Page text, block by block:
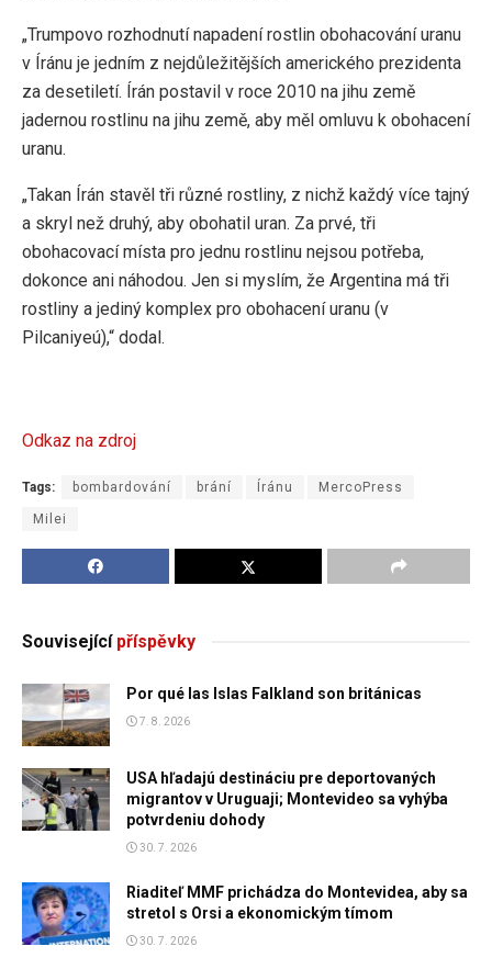
„Trumpovo rozhodnutí napadení rostlin obohacování uranu
v Íránu je jedním z nejdůležitějších amerického prezidenta
za desetiletí. Írán postavil v roce 2010 na jihu země
jadernou rostlinu na jihu země, aby měl omluvu k obohacení
uranu.
„Takan Írán stavěl tři různé rostliny, z nichž každý více tajný
a skryl než druhý, aby obohatil uran. Za prvé, tři
obohacovací místa pro jednu rostlinu nejsou potřeba,
dokonce ani náhodou. Jen si myslím, že Argentina má tři
rostliny a jediný komplex pro obohacení uranu (v
Pilcaniyeú),“ dodal.
Odkaz na zdroj
Tags: bombardování brání Íránu MercoPress
Milei
Souvisejícípříspěvky
Por qué las Islas Falkland son británicas
7. 8. 2026
USA hľadajú destináciu pre deportovaných
migrantov v Uruguaji; Montevideo sa vyhýba
potvrdeniu dohody
30. 7. 2026
Riaditeľ MMF prichádza do Montevidea, aby sa
stretol s Orsi a ekonomickým tímom
30. 7. 2026